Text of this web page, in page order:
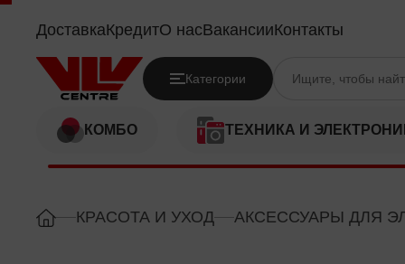
PANASONIC ES9835136 SETKA
ДоставкаКредитО насВакансииКонтакты
Категории
КОМБО ТЕХНИКА И
КРАСОТА И УХОД АКСЕССУАРЫ ДЛЯ